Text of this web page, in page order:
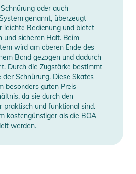
und
Sicherheitshinweise und Warnungen
oder auch
genannt, überzeugt
leichte Bedienung und bietet
und sicheren Halt. Beim
wird am oberen Ende des
Band gezogen und dadurch
Durch die Zugstärke bestimmt
der Schnürung. Diese Skates
besonders guten Preis-
da sie durch den
praktisch und funktional sind,
kostengünstiger als die BOA
werden.